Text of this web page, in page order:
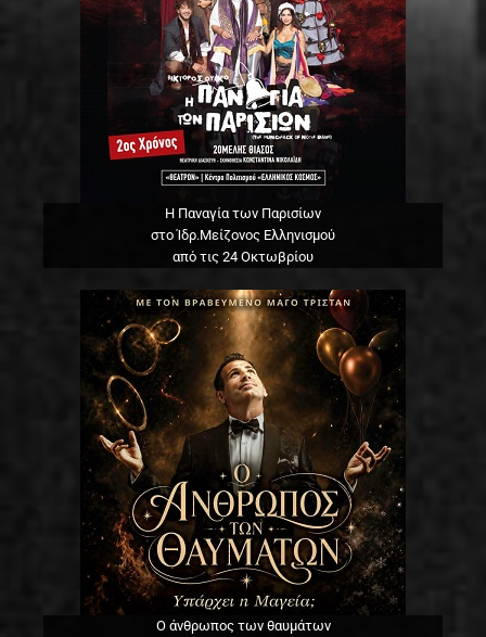
Η Παναγία των Παρισίων
στο Ίδρ.Μείζονος Ελληνισμού
από τις 24 Οκτωβρίου
Ο άνθρωπος των θαυμάτων